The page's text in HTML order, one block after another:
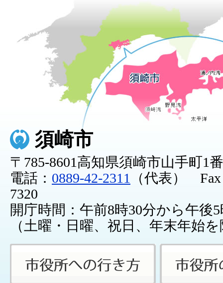
須崎市
〒785-8601高知県須崎市山手町1
電話： 0889-42-2311
（代表） Fax
7320
開庁時間：午前8時30分から午後
（土曜・日曜、祝日、年末年始